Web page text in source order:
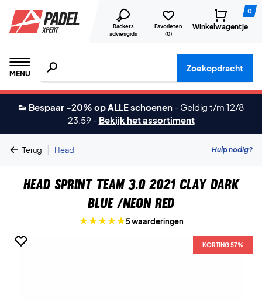
Rackets
adviesgids
Favorieten
(0)
0
Winkelwagentje
MENU
Zoeken naar producten, merken etc.
Zoekopdracht
👟 Bespaar -20% op ALLE schoenen - Geldig t/m 12/8
23:59 - Bekijk het assortiment
Terug | Head Hulp nodig?
Head Sprint Team 3.0 2021 Clay Dark
Blue /Neon Red
5 waarderingen
KORTING 57%
KORTING 57%
KORTING 57%
KORTING 57%